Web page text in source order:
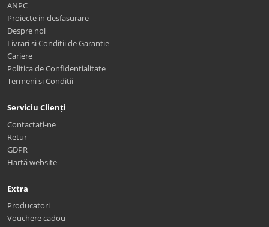
ANPC
Proiecte in desfasurare
Despre noi
Livrari si Conditii de Garantie
Cariere
Politica de Confidentialitate
Termeni si Conditii
Serviciu Clienți
Contactați-ne
Retur
GDPR
Hartă website
Extra
Producatori
Vouchere cadou